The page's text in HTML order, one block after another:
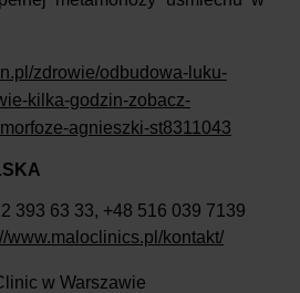
zdrowie/odbudowa-luku-
kilka-godzin-zobacz-
agnieszki-st8311043
393 63 33, +48 516 039 7139
www.maloclinics.pl/kontakt/
w Warszawie